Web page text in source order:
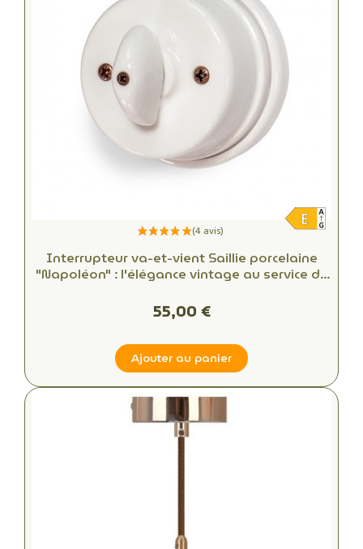
Interrupteur va-et-vient Saillie porcelaine
"Napoléon" : l'élégance vintage au service de
55,00 €
Ajouter au panier